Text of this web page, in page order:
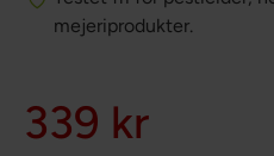
mejeriprodukter.
339 kr